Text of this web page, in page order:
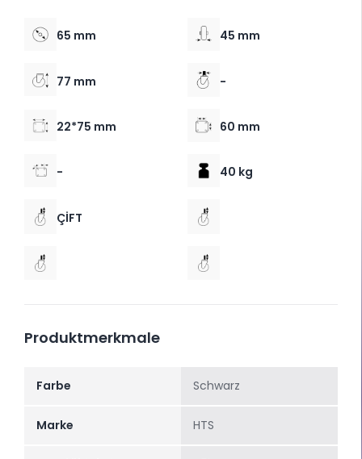
65 mm 45 mm
77 mm -
22*75 mm 60 mm
- 40 kg
ÇİFT
Produktmerkmale
Farbe Schwarz
Marke HTS